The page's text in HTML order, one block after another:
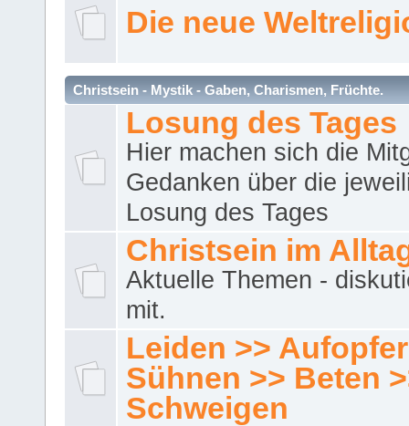
Die neue
Christsein - Mystik - Gaben, Charismen, Früchte.
Losung des Tages
Hier machen sich die
Gedanken über die
Losung des Tages
Christsein im
Aktuelle Themen -
mit.
Leiden >>
Sühnen >> Beten
Schweigen